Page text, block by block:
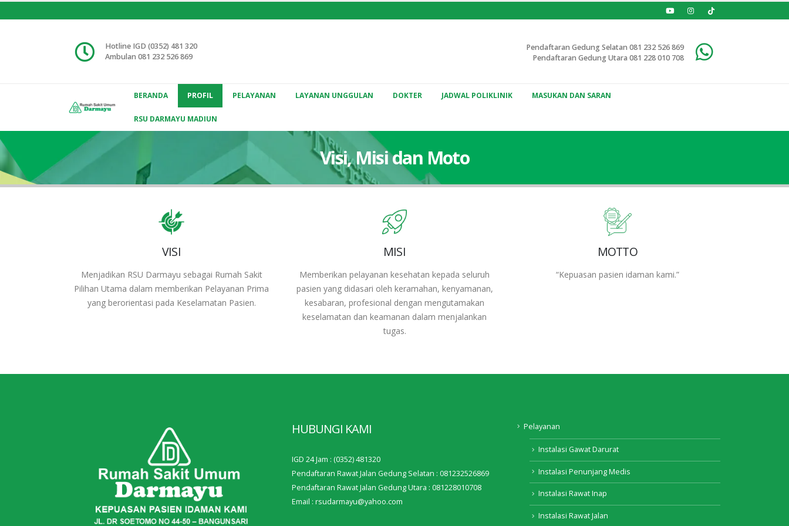
Hotline IGD (0352) 481 320
Ambulan 081 232 526 869
Pendaftaran Gedung Selatan 081 232 526 869
Pendaftaran Gedung Utara 081 228 010 708
BERANDA PROFIL PELAYANAN LAYANAN UNGGULAN DOKTER JADWAL POLIKLINIK MASUKAN DAN SARAN
RSU DARMAYU MADIUN
Visi, Misi dan Moto
VISI
Menjadikan RSU Darmayu sebagai Rumah Sakit
Pilihan Utama dalam memberikan Pelayanan Prima
yang berorientasi pada Keselamatan Pasien.
MISI
Memberikan pelayanan kesehatan kepada seluruh
pasien yang didasari oleh keramahan, kenyamanan,
kesabaran, profesional dengan mengutamakan
keselamatan dan keamanan dalam menjalankan
tugas.
MOTTO
“Kepuasan pasien idaman kami.”
HUBUNGI KAMI
IGD 24 Jam : (0352) 481320
Pendaftaran Rawat Jalan Gedung Selatan : 081232526869
Pendaftaran Rawat Jalan Gedung Utara : 081228010708
Email : rsudarmayu@yahoo.com
Pelayanan
Instalasi Gawat Darurat
Instalasi Penunjang Medis
Instalasi Rawat Inap
Instalasi Rawat Jalan